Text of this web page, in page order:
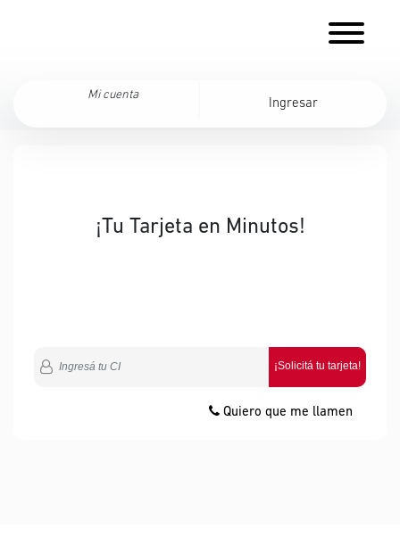
Mi cuenta
Ingresar
¡Tu Tarjeta en Minutos!
¡Solicitá tu tarjeta!
Quiero que me llamen